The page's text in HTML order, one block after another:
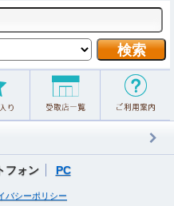
フォン PC
バシーポリシー